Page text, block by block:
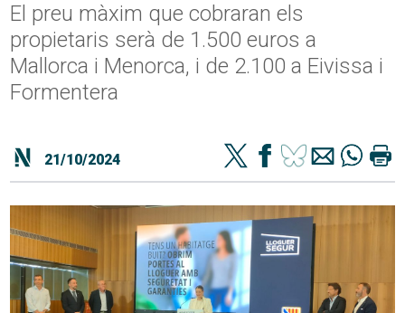
El preu màxim que cobraran els
propietaris serà de 1.500 euros a
Mallorca i Menorca, i de 2.100 a Eivissa i
Formentera
21/10/2024